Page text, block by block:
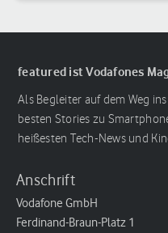
featured ist Vodafones
Als Begleiter auf dem Weg
besten Stories zu
heißesten Tech-News und
Anschrift
Vodafone GmbH
Ferdinand-Braun-Platz 1